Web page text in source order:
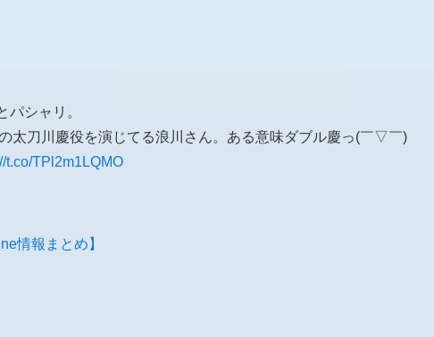
パシャリ。
太刀川慶役を演じてる浪川さん。ある意味ダブル慶っ(￣▽￣)
t.co/TPl2m1LQMO
情報まとめ】